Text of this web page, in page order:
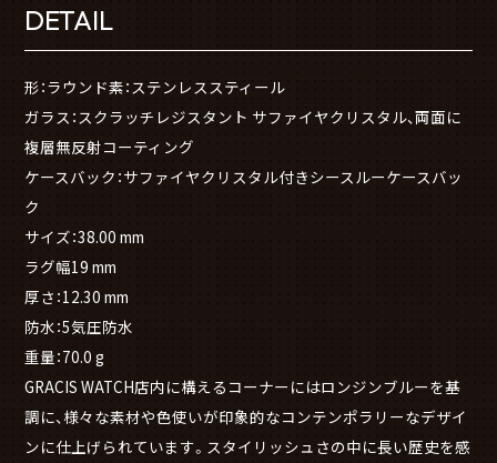
DETAIL
形：ラウンド素：ステンレススティール
ガラス：スクラッチレジスタント サファイヤクリスタル、両面に
複層無反射コーティング
ケースバック：サファイヤクリスタル付きシースルーケースバッ
ク
サイズ：38.00 mm
ラグ幅19 mm
厚さ：12.30 mm
防水：5気圧防水
重量：70.0 g
GRACIS WATCH店内に構えるコーナーにはロンジンブルーを基
調に、様々な素材や色使いが印象的なコンテンポラリーなデザイ
ンに仕上げられています。スタイリッシュさの中に長い歴史を感